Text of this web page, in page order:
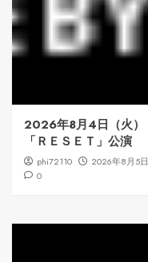
2026年8月4日（火）
「ＲＥＳＥＴ」公演
phi72110
2026年8月5日
0